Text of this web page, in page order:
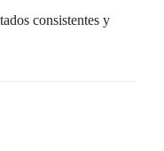
consistentes y